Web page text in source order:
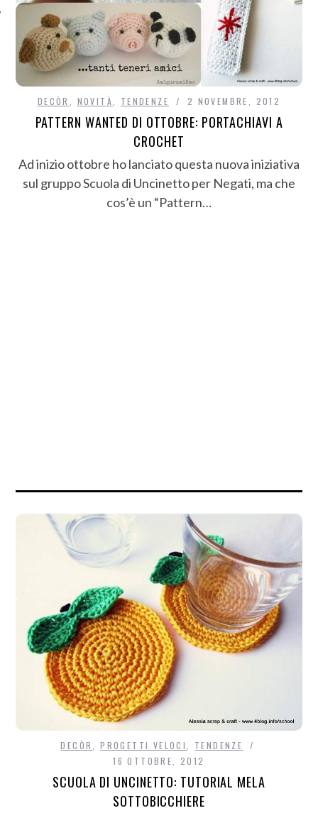
DECÒR NOVITÀ TENDENZE 2 NOVEMBRE, 2012
PATTERN WANTED DI OTTOBRE: PORTACHIAVI A
CROCHET
Ad inizio ottobre ho lanciato questa nuova iniziativa
sul gruppo Scuola di Uncinetto per Negati, ma che
cos’è un “Pattern…
DECÒR ,PROGETTI VELOCI
TENDENZE
16 OTTOBRE, 2012
SCUOLA DI UNCINETTO: TUTORIAL MELA
SOTTOBICCHIERE